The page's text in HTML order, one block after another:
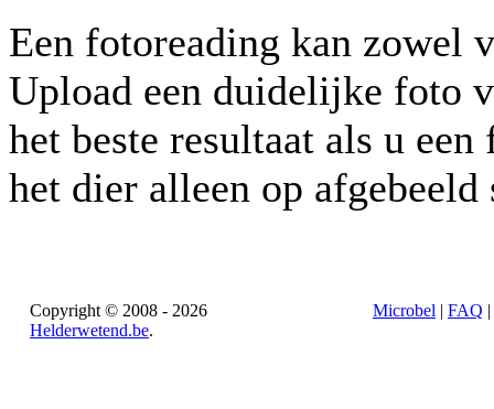
Een fotoreading kan zowel
Upload een duidelijke foto
het beste resultaat als u
het dier alleen op afgebeeld
Copyright © 2008 - 2026
Helderwetend.be.
Microbel | FAQ |